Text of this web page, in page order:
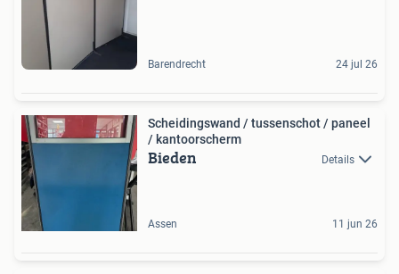
Barendrecht 24 jul 26
Scheidingswand / tussenschot / paneel
/ kantoorscherm
Bieden Details
Assen 11 jun 26